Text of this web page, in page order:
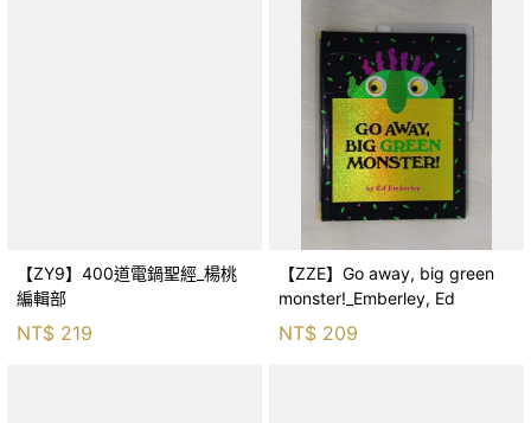
【ZY9】400道電鍋聖經_楊桃
編輯部
NT$ 219
【ZZE】Go away, big green
monster!_Emberley, Ed
NT$ 209